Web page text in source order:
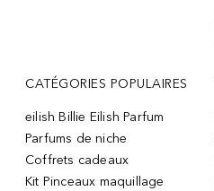
CATÉGORIES POPULAIRES
eilish Billie Eilish Parfum
Parfums de niche
Coffrets cadeaux
Kit Pinceaux maquillage